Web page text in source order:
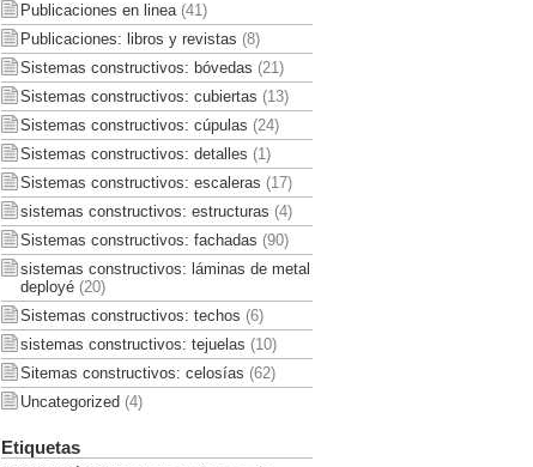
Publicaciones en linea(41)
Publicaciones: libros y revistas (8)
Sistemas constructivos: bóvedas (21)
Sistemas constructivos: cubiertas (13)
Sistemas constructivos: cúpulas (24)
Sistemas constructivos: detalles (1)
Sistemas constructivos: escaleras (17)
sistemas constructivos: estructuras (4)
Sistemas constructivos: fachadas (90)
sistemas constructivos: láminas de metal
deployé(20)
Sistemas constructivos: techos (6)
sistemas constructivos: tejuelas (10)
Sitemas constructivos: celosías (62)
Uncategorized (4)
Etiquetas